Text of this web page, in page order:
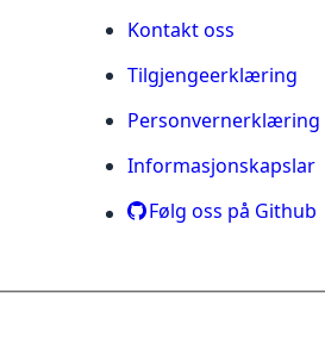
Kontakt oss
Tilgjengeerklæring
Personvernerklæring
Informasjonskapslar
Følg oss på Github